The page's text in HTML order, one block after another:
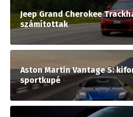
Jeep Grand Cherokee
számítottak
Aston Martin Vantage S:
sportkupé